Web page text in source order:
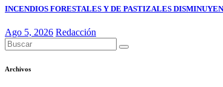
INCENDIOS FORESTALES Y DE PASTIZALES
Ago 5, 2026 Redacción
Archivos